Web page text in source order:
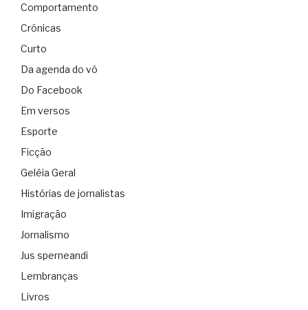
Comportamento
Crônicas
Curto
Da agenda do vô
Do Facebook
Em versos
Esporte
Ficção
Geléia Geral
Histórias de jornalistas
Imigração
Jornalismo
Jus sperneandi
Lembranças
Livros